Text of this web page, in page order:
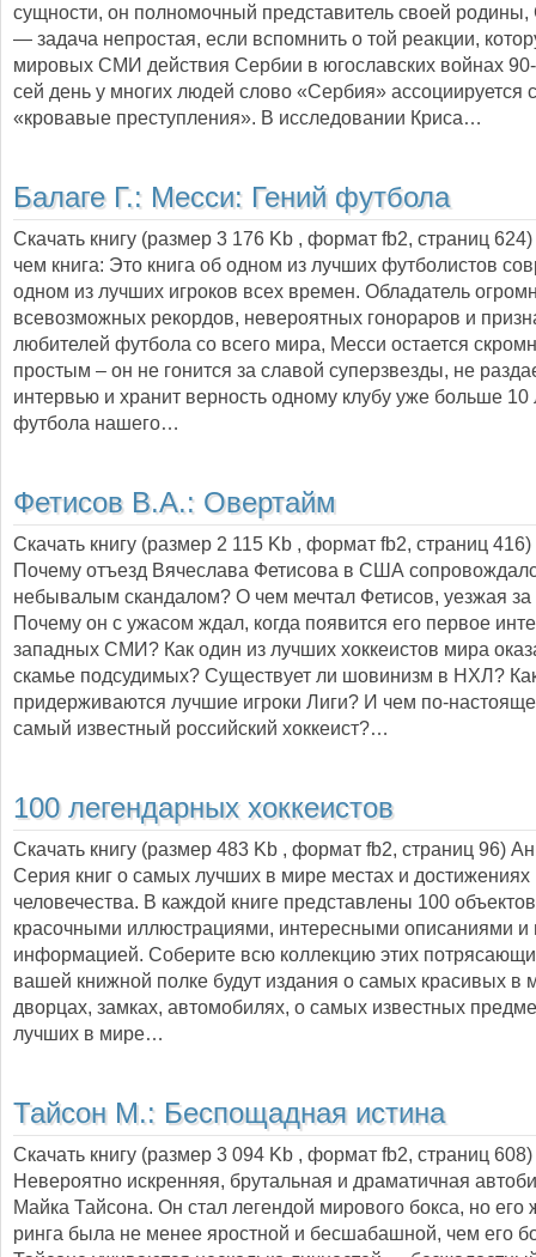
сущности, он полномочный представитель своей
— задача непростая, если вспомнить о той реакции,
мировых СМИ действия Сербии в югославских войнах 90-
сей день у многих людей слово «Сербия» ассоциируется
«кровавые преступления». В исследовании Криса…
Балаге Г.: Месси: Гений футбола
Скачать книгу (размер 3 176 Kb , формат fb2, страниц 624
чем книга: Это книга об одном из лучших футболистов
одном из лучших игроков всех времен. Обладатель
всевозможных рекордов, невероятных гонораров и
любителей футбола со всего мира, Месси остается
простым – он не гонится за славой суперзвезды, не
интервью и хранит верность одному клубу уже больше 10
футбола нашего…
Фетисов В.А.: Овертайм
Скачать книгу (размер 2 115 Kb , формат fb2, страниц 416)
Почему отъезд Вячеслава Фетисова в США
небывалым скандалом? О чем мечтал Фетисов, уезжая за
Почему он с ужасом ждал, когда появится его первое
западных СМИ? Как один из лучших хоккеистов мира
скамье подсудимых? Существует ли шовинизм в НХЛ?
придерживаются лучшие игроки Лиги? И чем по-
самый известный российский хоккеист?…
100 легендарных хоккеистов
Скачать книгу (размер 483 Kb , формат fb2, страниц 96)
Серия книг о самых лучших в мире местах и достижениях
человечества. В каждой книге представлены 100
красочными иллюстрациями, интересными описаниями и
информацией. Соберите всю коллекцию этих
вашей книжной полке будут издания о самых красивых в
дворцах, замках, автомобилях, о самых известных
лучших в мире…
Тайсон М.: Беспощадная истина
Скачать книгу (размер 3 094 Kb , формат fb2, страниц 608
Невероятно искренняя, брутальная и драматичная
Майка Тайсона. Он стал легендой мирового бокса, но его
ринга была не менее яростной и бесшабашной, чем его